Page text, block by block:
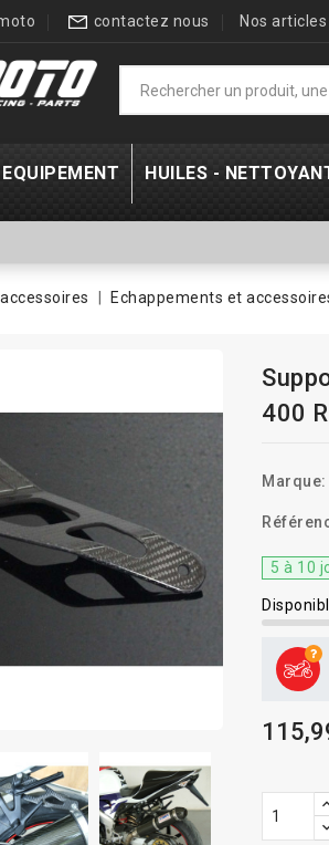
contactez nous Nos
EQUIPEMENT HUILES -
Echappements et
400
Marque:
5 à 10